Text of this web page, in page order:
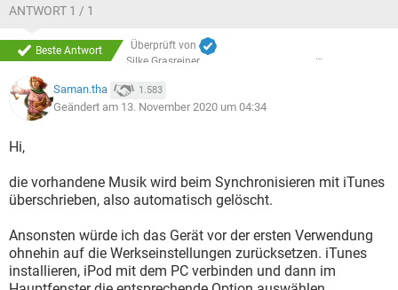
ANTWORT 1 / 1
Beste Antwort
Überprüft von
Silke Grasreiner
Saman.tha 1.583
Geändert am 13. November 2020 um 04:34
Hi,
die vorhandene Musik wird beim Synchronisieren mit iTunes
überschrieben, also automatisch gelöscht.
Ansonsten würde ich das Gerät vor der ersten Verwendung
ohnehin auf die Werkseinstellungen zurücksetzen. iTunes
installieren, iPod mit dem PC verbinden und dann im